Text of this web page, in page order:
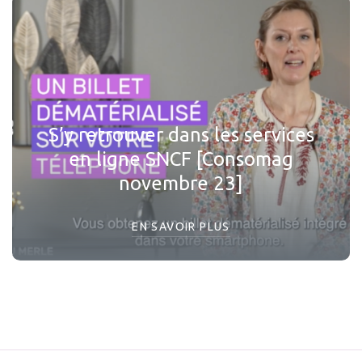
S’y retrouver dans les services
en ligne SNCF [Consomag
novembre 23]
EN SAVOIR PLUS